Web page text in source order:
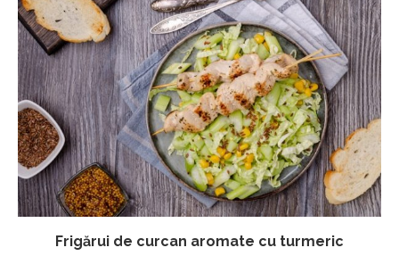
Frigărui de curcan aromate cu turmeric